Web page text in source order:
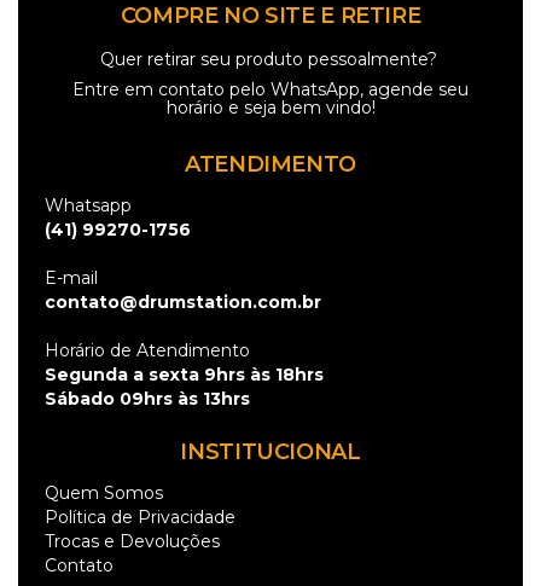
COMPRE NO SITE E RETIRE
Quer retirar seu produto pessoalmente?
Entre em contato pelo WhatsApp, agende seu
horário e seja bem vindo!
ATENDIMENTO
Whatsapp
(41) 99270-1756
E-mail
contato@drumstation.com.br
Horário de Atendimento
Segunda a sexta 9hrs às 18hrs
Sábado 09hrs às 13hrs
INSTITUCIONAL
Quem Somos
Política de Privacidade
Trocas e Devoluções
Contato